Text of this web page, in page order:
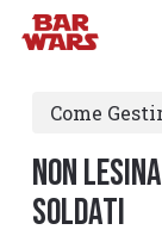
Skip
contentCome
Non
soldati